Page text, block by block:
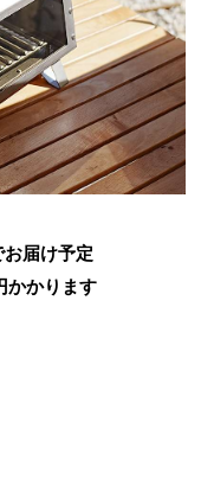
届け予定
かかります